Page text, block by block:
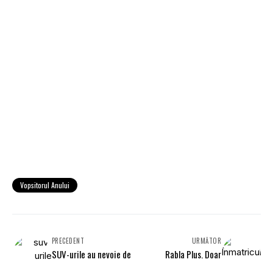
Vopsitorul Anului
PRECEDENT
SUV-urile au nevoie de
URMĂTOR
Rabla Plus. Doar